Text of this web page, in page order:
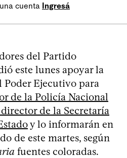
cuenta Ingresá
del Partido
este lunes apoyar la
Poder Ejecutivo para
de la Policía Nacional
de la Secretaría
y lo informarán en
de este martes, según
fuentes coloradas.